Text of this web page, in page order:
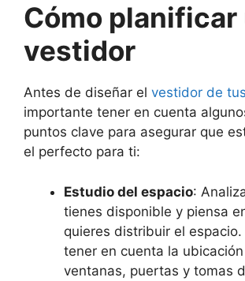
Cómo planificar
vestidor
Antes de diseñar el vestidor de
importante tener en cuenta
puntos clave para asegurar que
el perfecto para ti:
Estudio del espacio:
tienes disponible y piensa
quieres distribuir el espacio.
tener en cuenta la
ventanas, puertas y tomas